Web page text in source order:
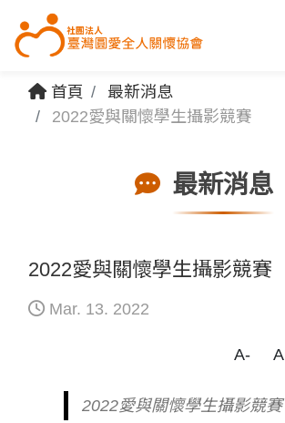
首頁
最新消息
2022愛與關懷學生攝影競賽
最新消息
2022愛與關懷學生攝影競賽
Mar. 13. 2022
A- A
2022愛與關懷學生攝影競賽